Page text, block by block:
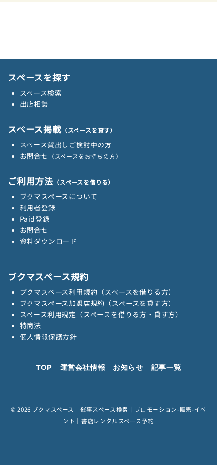
スペースを探す
スペース検索
出店相談
スペース掲載 （スペースを貸す）
スペース貸出しご検討中の方
お問合せ （スペースをお持ちの方）
ご利用方法 （スペースを借りる）
ブクマスペースについて
利用者登録
Paid登録
お問合せ
資料ダウンロード
ブクマスペース規約
ブクマスペース利用規約（スペースを借りる方）
ブクマスペース加盟店規約（スペースを貸す方）
スペース利用規定（スペースを借りる方・貸す方）
特商法
個人情報保護方針
TOP 運営会社情報 お知らせ 記事一覧
© 2026 ブクマスペース｜催事スペース検索｜プロモーション-販売-イベ
ント｜書店レンタルスペース予約